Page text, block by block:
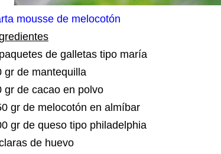
mousse de melocotón
de galletas tipo maría
gr de mantequilla
gr de cacao en polvo
gr de melocotón en almíbar
gr de queso tipo philadelphia
de huevo